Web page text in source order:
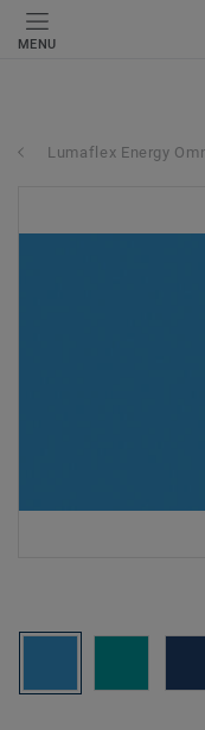
MENU
Lumaflex Energy